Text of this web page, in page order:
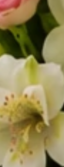
pudełku
zł
→